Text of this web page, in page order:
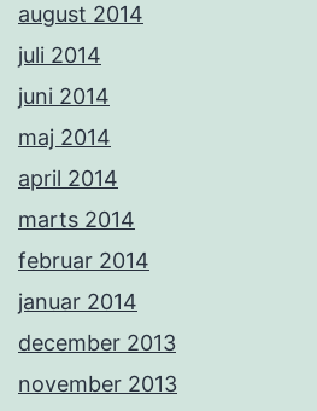
august 2014
juli 2014
juni 2014
maj 2014
april 2014
marts 2014
februar 2014
januar 2014
december 2013
november 2013